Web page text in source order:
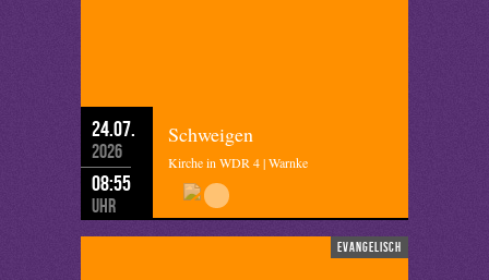
24.07.
2026
08:55
Uhr
Schweigen
Kirche in WDR 4 | Warnke
evangelisch